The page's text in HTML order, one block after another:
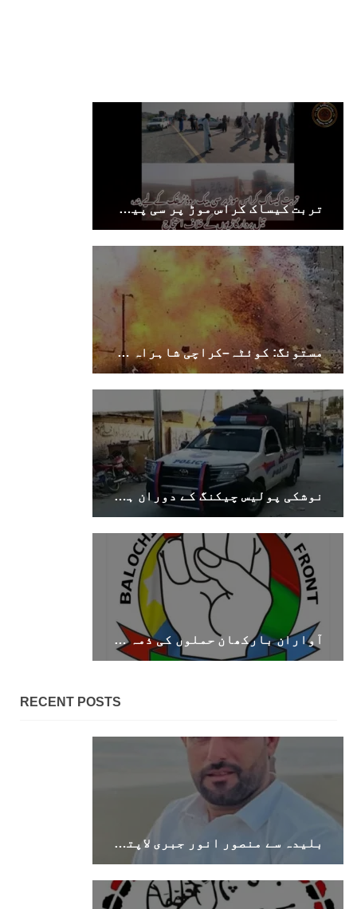
تربت کیساک کراس موڑ پر سی پیک روڈ ٹریفک کے لیے بند، تیل بردار گاڑیوں کے خلاف احتجاج
مستونگ: کوئٹہ–کراچی شاہراہ کے پل پر دھماکہ، پل کا ایک حصہ تباہ
نوشکی پولیس چیکنگ کے دوران ہینڈ گرنیڈ حملہ، 8 افراد زخمی
آواران بارکھان حملوں کی ذمہ داری قبول کرتے ہیں۔ بی ایل ایف
RECENT POSTS
بلیدہ سے منصور انور جبری لاپتہ، اہل خانہ نے بازیابی کا مطالبہ کر دیا